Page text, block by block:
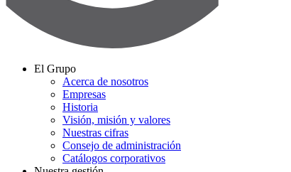
El Grupo
Acerca de nosotros
Empresas
Historia
Visión, misión y valores
Nuestras cifras
Consejo de administración
Catálogos corporativos